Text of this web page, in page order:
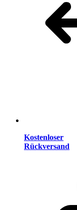
Kostenloser
Rückversand